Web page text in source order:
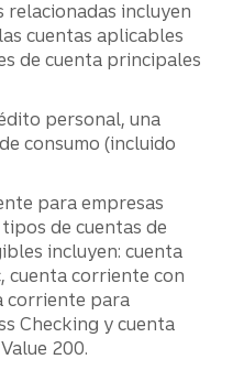
relacionadas incluyen
cuentas aplicables
de cuenta principales
personal, una
consumo (incluido
para empresas
de cuentas de
incluyen: cuenta
cuenta corriente con
corriente para
Checking y cuenta
200.